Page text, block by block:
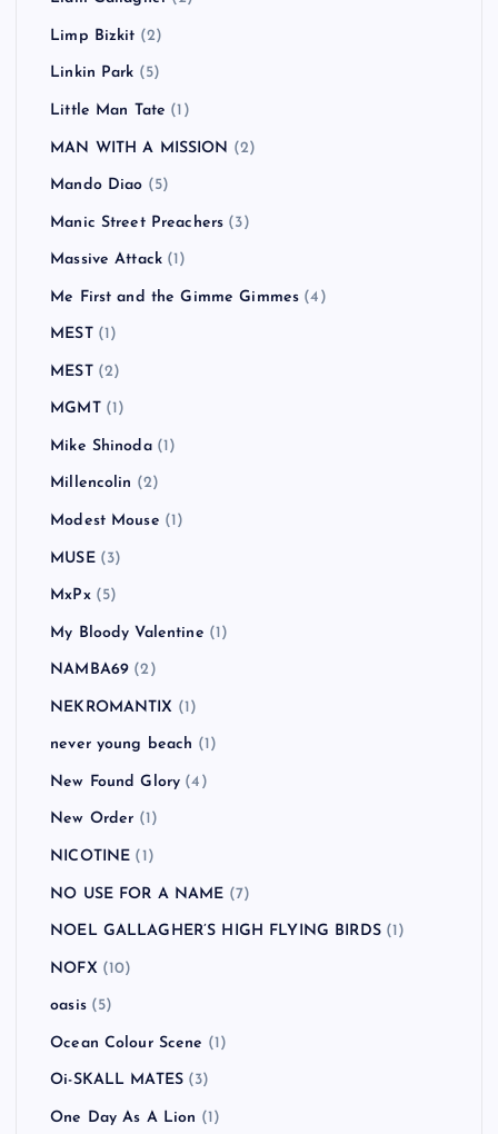
Limp Bizkit (2)
Linkin Park (5)
Little Man Tate (1)
MAN WITH A MISSION (2)
Mando Diao (5)
Manic Street Preachers (3)
Massive Attack (1)
Me First and the Gimme Gimmes (4)
MEST(1)
MEST(2)
MGMT(1)
Mike Shinoda(1)
Millencolin (2)
Modest Mouse (1)
MUSE(3)
MxPx(5)
My Bloody Valentine (1)
NAMBA69 (2)
NEKROMANTIX (1)
never young beach (1)
New Found Glory (4)
New Order (1)
NICOTINE (1)
NO USE FOR A NAME (7)
NOEL GALLAGHER’S HIGH FLYING BIRDS(1)
NOFX (10)
oasis(5)
Ocean Colour Scene (1)
Oi-SKALL MATES (3)
One Day As A Lion (1)